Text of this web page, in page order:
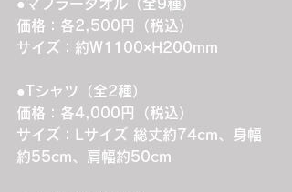
●マフラータオル（全9種）
価格：各2,500円（税込）
サイズ：約W1100×H200mm
●Tシャツ（全2種）
価格：各4,000円（税込）
サイズ：Lサイズ 総丈約74cm、身幅
約55cm、肩幅約50cm